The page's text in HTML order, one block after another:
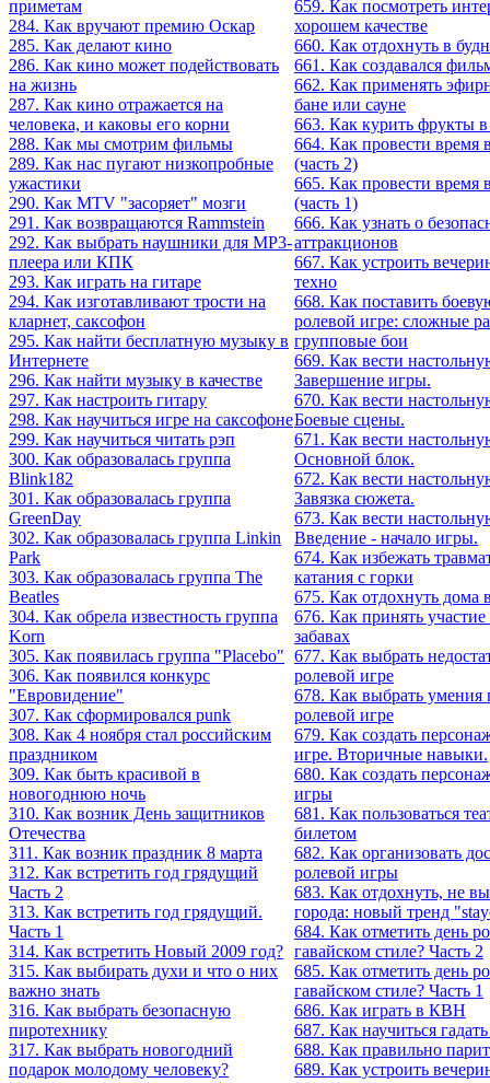
приметам
284. Как вручают премию Оскар
285. Как делают кино
286. Как кино может подействовать
на жизнь
287. Как кино отражается на
человека, и каковы его корни
288. Как мы смотрим фильмы
289. Как нас пугают низкопробные
ужастики
290. Как MTV "засоряет" мозги
291. Как возвращаются Rammstein
292. Как выбрать наушники для MP3-
плеера или КПК
293. Как играть на гитаре
294. Как изготавливают трости на
кларнет, саксофон
295. Как найти бесплатную музыку в
Интернете
296. Как найти музыку в качестве
297. Как настроить гитару
298. Как научиться игре на саксофоне
299. Как научиться читать рэп
300. Как образовалась группа
Blink182
301. Как образовалась группа
GreenDay
302. Как образовалась группа Linkin
Park
303. Как образовалась группа The
Beatles
304. Как обрела известность группа
Korn
305. Как появилась группа "Placebo"
306. Как появился конкурс
"Евровидение"
307. Как сформировался punk
308. Как 4 ноября стал российским
праздником
309. Как быть красивой в
новогоднюю ночь
310. Как возник День защитников
Отечества
311. Как возник праздник 8 марта
312. Как встретить год грядущий
Часть 2
313. Как встретить год грядущий.
Часть 1
314. Как встретить Новый 2009 год?
315. Как выбирать духи и что о них
важно знать
316. Как выбрать безопасную
пиротехнику
317. Как выбрать новогодний
подарок молодому человеку?
659. Как посмотреть
хорошем качестве
660. Как отдохнуть в
661. Как создавался
662. Как применять
бане или сауне
663. Как курить фрукты в
664. Как провести время
(часть 2)
665. Как провести время
(часть 1)
666. Как узнать о
аттракционов
667. Как устроить
техно
668. Как поставить
ролевой игре: сложные
групповые бои
669. Как вести
Завершение игры.
670. Как вести
Боевые сцены.
671. Как вести
Основной блок.
672. Как вести
Завязка сюжета.
673. Как вести
Введение - начало игры.
674. Как избежать
катания с горки
675. Как отдохнуть дома
676. Как принять
забавах
677. Как выбрать
ролевой игре
678. Как выбрать умения
ролевой игре
679. Как создать
игре. Вторичные навыки.
680. Как создать
игры
681. Как пользоваться
билетом
682. Как организовать
ролевой игры
683. Как отдохнуть, не
города: новый тренд
684. Как отметить день
гавайском стиле? Часть 2
685. Как отметить день
гавайском стиле? Часть 1
686. Как играть в КВН
687. Как научиться
688. Как правильно
689. Как устроить